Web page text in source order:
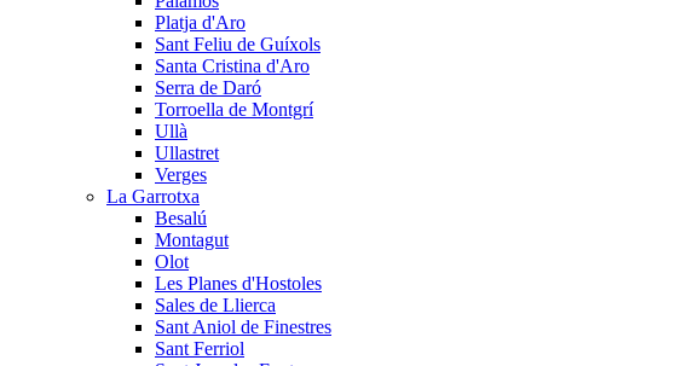
Platja d'Aro
Sant Feliu de Guíxols
Santa Cristina d'Aro
Serra de Daró
Torroella de Montgrí
Ullà
Ullastret
Verges
La Garrotxa
Besalú
Montagut
Olot
Les Planes d'Hostoles
Sales de Llierca
Sant Aniol de Finestres
Sant Ferriol